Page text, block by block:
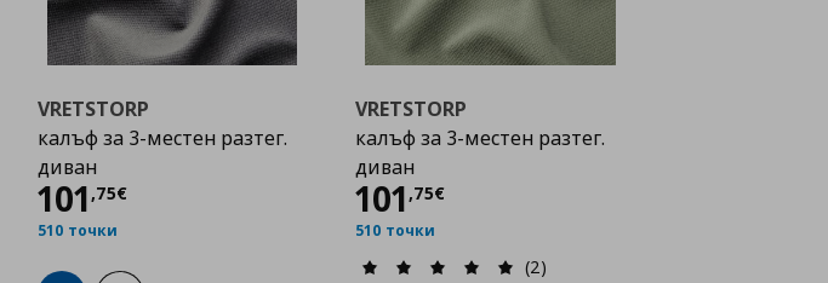
VRETSTORP
калъф за 3-местен разтег.
диван
101 ,75€
Цена
510 точки
VRETSTORP
калъф за 3-местен разтег.
диван
101,75€
Цена
510 точки
(2)